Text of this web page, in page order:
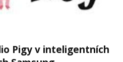
Pigy v inteligentních